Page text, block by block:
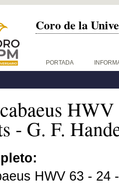
Coro de la
PORTADA
- G. F.
HWV 63 - 24